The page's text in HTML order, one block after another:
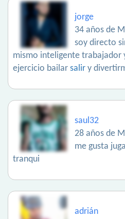
jorge
34 años de
soy directo
mismo inteligente trabajador
ejercicio bailar salir y
saul32
28 años de
me gusta
tranqui
adrián